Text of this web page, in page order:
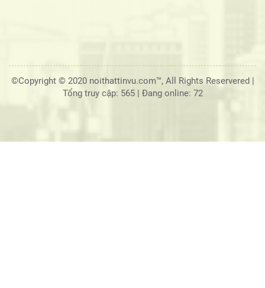
©Copyright © 2020 noithattinvu.com™, All Rights Reservered |
Tổng truy cập: 565| Đang online: 72